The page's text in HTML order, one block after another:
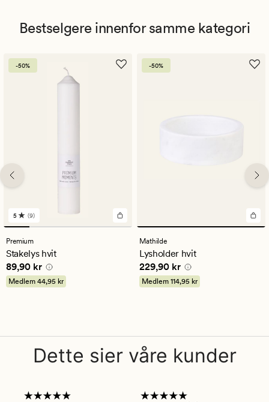
Bestselgere innenfor samme kategori
-50%
9
anmeldelser
med
en
gjennomsnittlig
vurdering
på
5
5 (9)
Premium
Stakelys hvit
Pris 89,90 kr
89,90 kr
Medlem 44,95 kr
-50%
Mathilde
Lysholder hvit
Pris 229,90 kr
229,90 kr
Medlem 114,95 kr
Dette sier våre kunder